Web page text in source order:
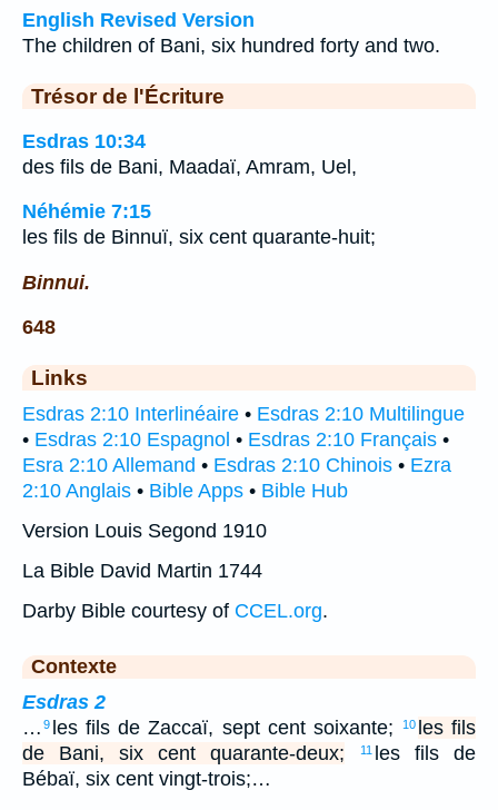
English Revised Version
The children of Bani, six hundred forty and two.
Trésor de l'Écriture
Esdras 10:34
des fils de Bani, Maadaï, Amram, Uel,
Néhémie 7:15
les fils de Binnuï, six cent quarante-huit;
Binnui.
648
Links
Esdras 2:10 Interlinéaire • Esdras 2:10 Multilingue
• Esdras 2:10 Espagnol • Esdras 2:10 Français •
Esra 2:10 Allemand • Esdras 2:10 Chinois • Ezra
2:10 Anglais • Bible Apps • Bible Hub
Version Louis Segond 1910
La Bible David Martin 1744
Darby Bible courtesy of CCEL.org.
Contexte
Esdras 2
… 9 les fils de Zaccaï, sept cent soixante; 10 les fils
de Bani, six cent quarante-deux;
11
les fils de
Bébaï, six cent vingt-trois;…